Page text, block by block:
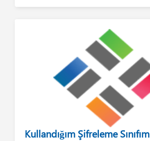
Kullandığım Şifreleme Sınıfım